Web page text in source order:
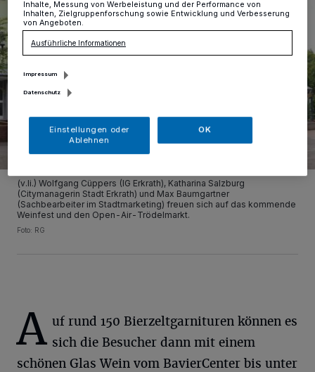
(v.li.) Wolfgang Cüppers (IG Erkrath), Katharina Salzburg
(Citymanagerin Stadt Erkrath) und Max Baumgartner
(Sachbearbeiter im Stadtmarketing) freuen sich auf das kommende
Weinfest und den Open-Air-Trödelmarkt.
Foto: RG
A uf rund 150 Bierzeltgarnituren können es
sich die Besucher dann mit einem
schönen Glas Wein vom BavierCenter bis unter
Inhalte, Messung von Werbeleistung und der Performance von
Inhalten, Zielgruppenforschung sowie Entwicklung und Verbesserung
von Angeboten.
Ausführliche Informationen
Impressum
Datenschutz
Einstellungen oder
Ablehnen
OK